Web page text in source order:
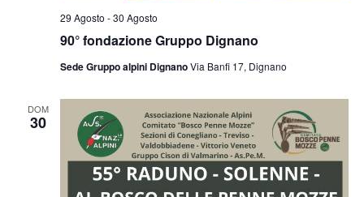
90° fondazione Gruppo Dignano
29 Agosto -30 Agosto
Sede Gruppo alpini DignanoVia Banfi 17, Dignano
DOM
30